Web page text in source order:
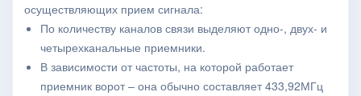
осуществляющих прием сигнала:
По количеству каналов связи выделяют одно-, двух- и
четырехканальные приемники.
В зависимости от частоты, на которой работает
приемник ворот – она обычно составляет 433,92МГц